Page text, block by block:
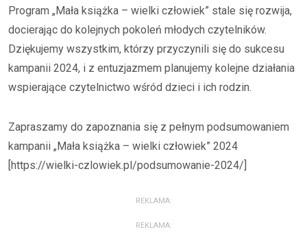
Program „Mała książka – wielki człowiek” stale się rozwija,
docierając do kolejnych pokoleń młodych czytelników.
Dziękujemy wszystkim, którzy przyczynili się do sukcesu
kampanii 2024, i z entuzjazmem planujemy kolejne działania
wspierające czytelnictwo wśród dzieci i ich rodzin.
Zapraszamy do zapoznania się z pełnym podsumowaniem
kampanii „Mała książka – wielki człowiek” 2024
[https://wielki-czlowiek.pl/podsumowanie-2024/]
REKLAMA:
REKLAMA: